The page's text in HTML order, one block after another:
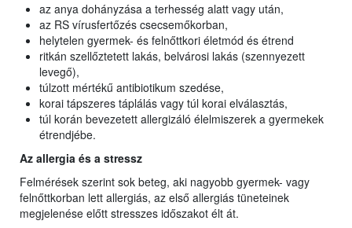
az anya dohányzása a terhesség alatt vagy után,
az RS vírusfertőzés csecsemőkorban,
helytelen gyermek- és felnőttkori életmód és étrend
ritkán szellőztetett lakás, belvárosi lakás (szennyezett
levegő),
túlzott mértékű antibiotikum szedése,
korai tápszeres táplálás vagy túl korai elválasztás,
túl korán bevezetett allergizáló élelmiszerek a gyermekek
étrendjébe.
Az allergia és a stressz
Felmérések szerint sok beteg, aki nagyobb gyermek- vagy
felnőttkorban lett allergiás, az első allergiás tüneteinek
megjelenése előtt stresszes időszakot élt át.